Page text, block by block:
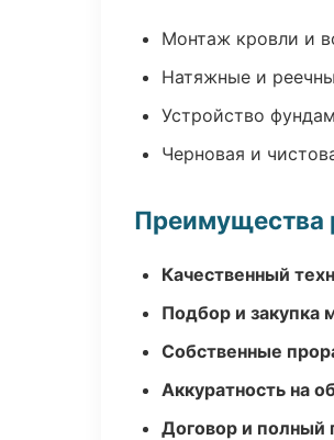
Монтаж кровли и
Натяжные и
Устройство
Черновая и
Преимущества
Качественный
Подбор и закупка
Собственные
Аккуратность на
Договор и полный